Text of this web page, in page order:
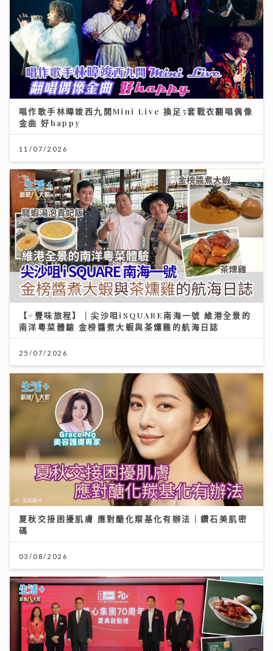
唱作歌手林暐竣西九開Mini Live 換足5套戰衣翻唱偶像
金曲 好happy
11/07/2026
【#豐味旅程】｜尖沙咀iSQUARE南海一號 維港全景的
南洋粵菜體驗 金榜醬煮大蝦與茶燻雞的航海日誌
25/07/2026
夏秋交接困擾肌膚 應對醣化羰基化有辦法｜鑽石美肌密
碼
03/08/2026